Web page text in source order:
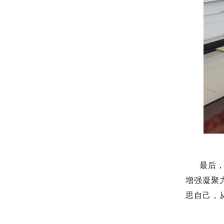
最后
增强凝聚
思自己，